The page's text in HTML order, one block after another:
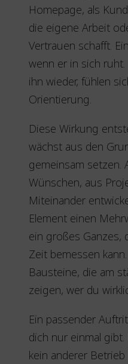
Homepage, als
die eigene Arbeit
Vertrauen schafft.
wenn er in sich
ihn wieder, fühlen
Orientierung.
Diese Wirkung
wächst aus den
gemeinsam setzen.
Wünschen, aus
Miteinander
Element einen
ein großes Ganzes,
Zeit bemessen
Bausteine, die am
zeigen, wer du
Ein passender
dich nur einmal gibt.
kein anderer